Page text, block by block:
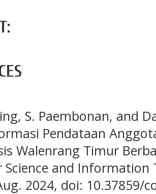
S. Paembonan, and
Pendataan
Walenrang Timur
Science and Information
2024, doi: 10.37859/